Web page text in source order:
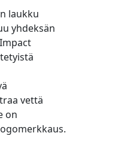
laukku
yhdeksän
vettä
on